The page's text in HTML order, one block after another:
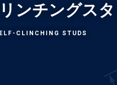
ンチングス
CLINCHING STUDS